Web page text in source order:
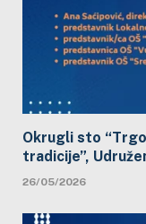
Okrugli sto
tradicije”,
26/05/2026